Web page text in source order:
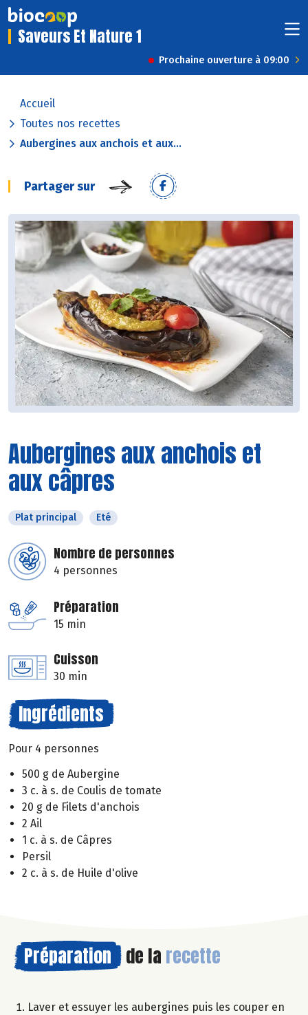
Saveurs Et Nature 1
Prochaine ouverture à 09:00
Accueil
Toutes nos recettes
Aubergines aux anchois et aux...
Partager sur
Aubergines aux anchois et
aux câpres
Plat principal Eté
Nombre de personnes
4 personnes
Préparation
15 min
Cuisson
30 min
Ingrédients
Pour 4 personnes
500 g de Aubergine
3 c. à s. de Coulis de tomate
20 g de Filets d'anchois
2 Ail
1 c. à s. de Câpres
Persil
2 c. à s. de Huile d'olive
Préparation de la recette
Laver et essuyer les aubergines puis les couper en